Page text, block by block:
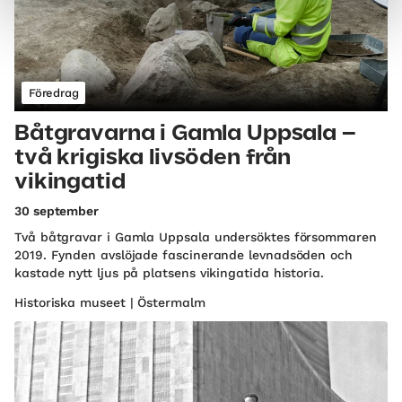
Föredrag
Båtgravarna i Gamla Uppsala –
två krigiska livsöden från
vikingatid
30 september
Två båtgravar i Gamla Uppsala undersöktes försommaren
2019. Fynden avslöjade fascinerande levnadsöden och
kastade nytt ljus på platsens vikingatida historia.
Historiska museet | Östermalm